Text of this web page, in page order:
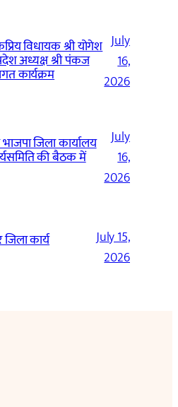
विधायक श्री योगेश
अध्यक्ष श्री पंकज
कार्यक्रम
July
16,
2026
जिला कार्यालय
की बैठक में
July
16,
2026
कार्य
July 15,
2026